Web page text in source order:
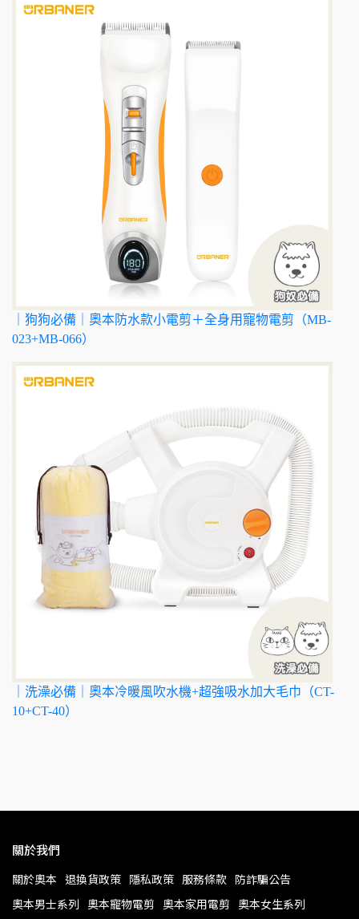
｜狗狗必備｜奧本防水款小電剪＋全身用寵物電剪（MB-
023+MB-066）
｜洗澡必備｜奧本冷暖風吹水機+超強吸水加大毛巾（CT-
10+CT-40）
關於我們
關於奧本 退換貨政策 隱私政策 服務條款 防詐騙公告
奧本男士系列 奧本寵物電剪 奧本家用電剪 奧本女生系列